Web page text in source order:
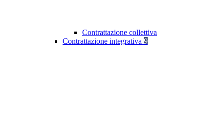
Contrattazione collettiva
Contrattazione integrativa 9